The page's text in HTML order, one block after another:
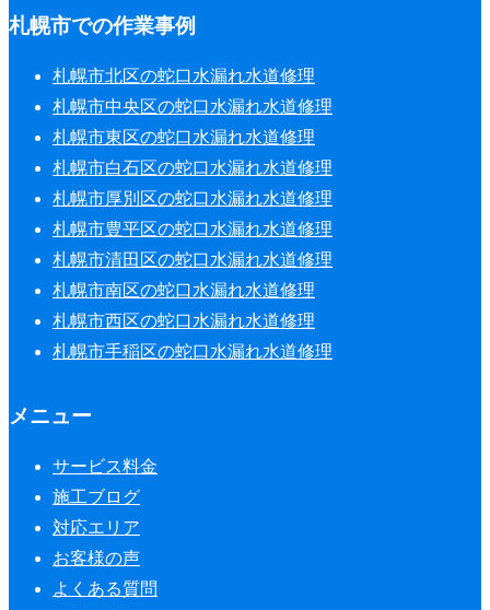
札幌市での作業事例
札幌市北区の蛇口水漏れ水道修理
札幌市中央区の蛇口水漏れ水道修理
札幌市東区の蛇口水漏れ水道修理
札幌市白石区の蛇口水漏れ水道修理
札幌市厚別区の蛇口水漏れ水道修理
札幌市豊平区の蛇口水漏れ水道修理
札幌市清田区の蛇口水漏れ水道修理
札幌市南区の蛇口水漏れ水道修理
札幌市西区の蛇口水漏れ水道修理
札幌市手稲区の蛇口水漏れ水道修理
メニュー
サービス料金
施工ブログ
対応エリア
お客様の声
よくある質問